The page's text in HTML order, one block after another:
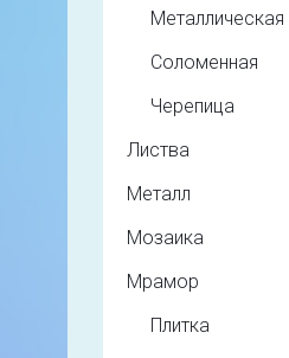
Металлическая
Соломенная
Черепица
Листва
Металл
Мозаика
Мрамор
Плитка